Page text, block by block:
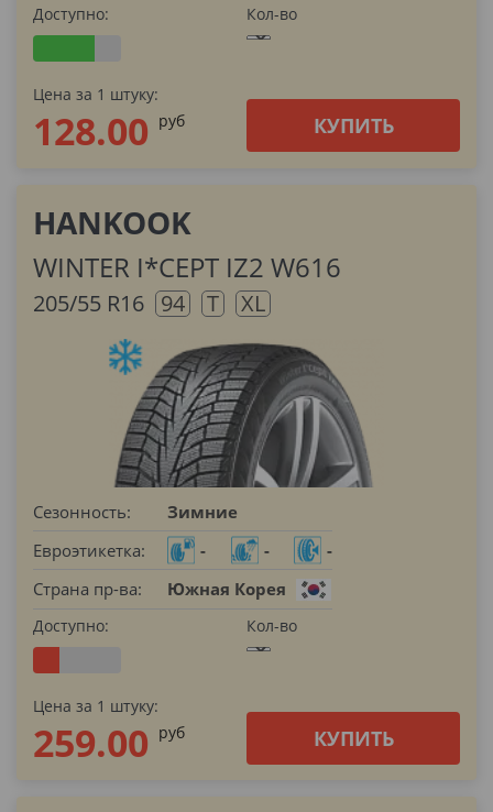
Доступно: Кол-во
Цена за 1 штуку:
128.00 pуб КУПИТЬ
HANKOOK
WINTER I*CEPT IZ2 W616
205/55 R16 94 T XL
Сезонность:
Зимние
Евроэтикетка:
- -
-
Страна пр-ва:
Южная Корея
Доступно: Кол-во
Цена за 1 штуку:
259.00 pуб КУПИТЬ